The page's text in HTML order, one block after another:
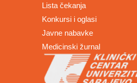
Lista čekanja
Konkursi i oglasi
Javne nabavke
Medicinski žurnal